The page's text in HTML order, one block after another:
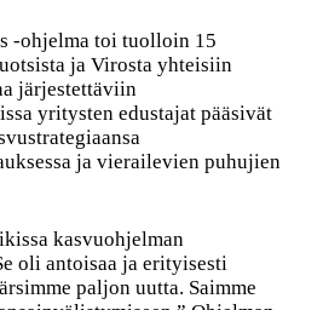
-ohjelma toi tuolloin 15
ja Virosta yhteisiin
järjestettäviin
yritysten edustajat pääsivät
ja vierailevien puhujien
kasvuohjelman
oli antoisaa ja erityisesti
paljon uutta. Saimme